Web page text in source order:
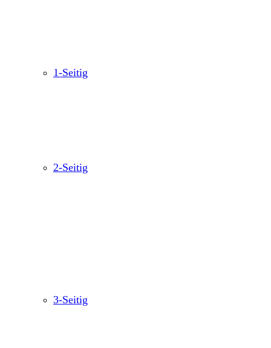
1-Seitig
2-Seitig
3-Seitig